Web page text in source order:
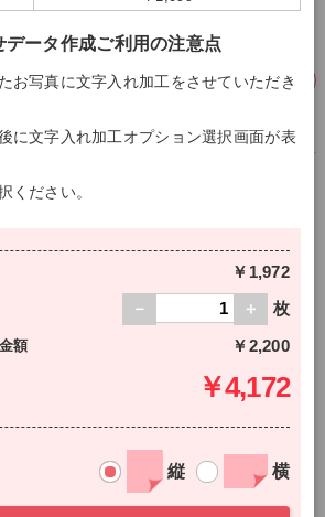
ミネートの詳細を見る
） 巻かずに発送（+1,650円）
た状態で筒状の段ボールに発送致します。
入いただけますと、ポスターを平置きし、
出荷します。
データ作成ご利用の注意点
お写真に文字入れ加工をさせていただき
に文字入れ加工オプション選択画面が表
ください。
￥1,972
枚
額 ￥2,200
￥4,172
縦 横